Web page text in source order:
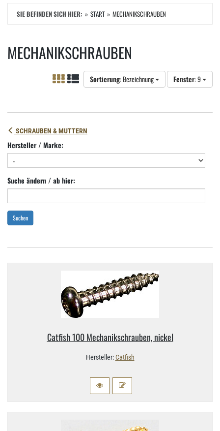
SIE BEFINDEN SICH HIER: START MECHANIKSCHRAUBEN
MECHANIKSCHRAUBEN
Sortierung: Bezeichnung Fenster: 9
SCHRAUBEN & MUTTERN
Hersteller / Marke:
Suche ändern / ab hier:
Suchen
Catfish 100 Mechanikschrauben, nickel
Hersteller:Catfish